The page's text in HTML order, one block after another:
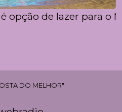
opção de lazer para o
DO MELHOR"